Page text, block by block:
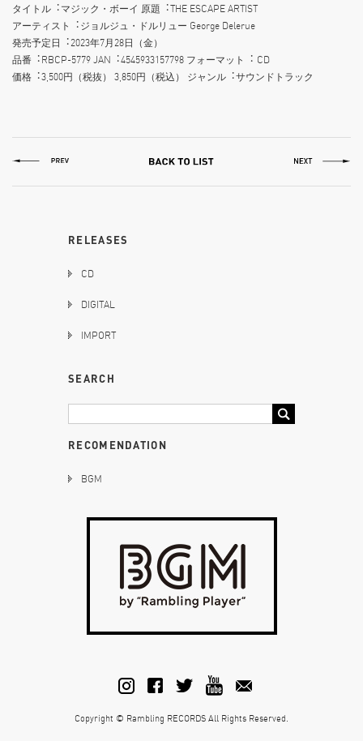
タイトル︓マジック・ボーイ 原題︓THE ESCAPE ARTIST
アーティスト︓ジョルジュ・ドルリュー George Delerue
発売予定⽇︓2023年7月28⽇（⾦）
品番︓RBCP-5779 JAN︓4545933157798 フォーマット︓ CD
価格︓3,500円（税抜） 3,850円（税込） ジャンル︓サウンドトラック
RELEASES
CD
DIGITAL
IMPORT
SEARCH
RECOMENDATION
BGM
Copyright © Rambling RECORDS All Rights Reserved.